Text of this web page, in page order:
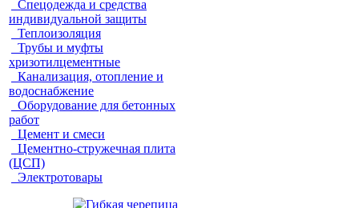
Спецодежда и средства
индивидуальной защиты
Теплоизоляция
Трубы и муфты
хризотилцементные
Канализация, отопление и
водоснабжение
Оборудование для бетонных
работ
Цемент и смеси
Цементно-стружечная плита
(ЦСП)
Электротовары